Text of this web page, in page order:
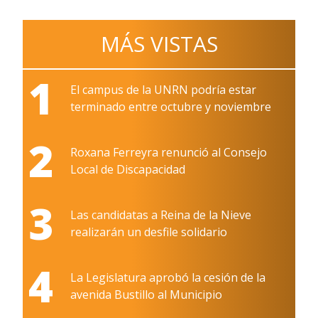
MÁS VISTAS
1
El campus de la UNRN podría estar
terminado entre octubre y noviembre
2
Roxana Ferreyra renunció al Consejo
Local de Discapacidad
3
Las candidatas a Reina de la Nieve
realizarán un desfile solidario
4
La Legislatura aprobó la cesión de la
avenida Bustillo al Municipio